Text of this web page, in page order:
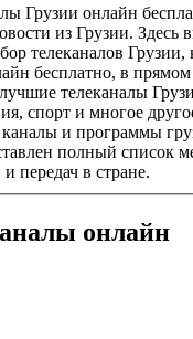
Грузии онлайн
из Грузии. Здесь
телеканалов Грузии,
бесплатно, в
телеканалы
спорт и многое
и программы
полный список
передач в стране.
онлайн